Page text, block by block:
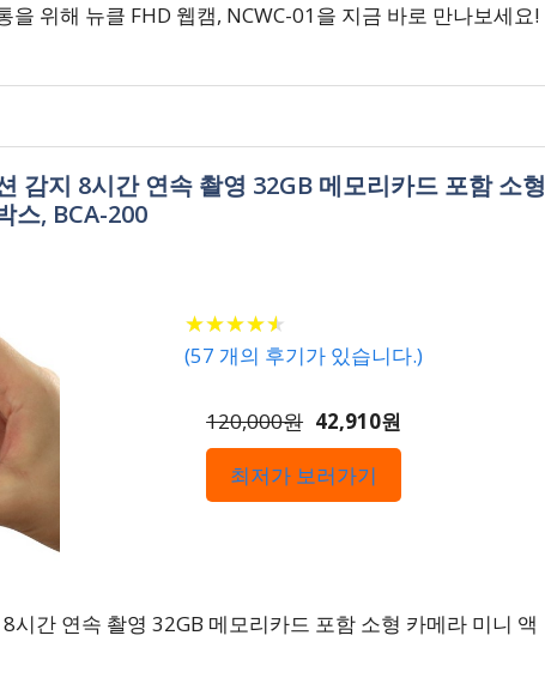
을 위해 뉴클 FHD 웹캠, NCWC-01을 지금 바로 만나보세요!
감지 8시간 연속 촬영 32GB 메모리카드 포함 소형
스, BCA-200
★★★★★
★★★★★
(57 개의 후기가 있습니다.)
120,000원 42,910원
최저가 보러가기
시간 연속 촬영 32GB 메모리카드 포함 소형 카메라 미니 액